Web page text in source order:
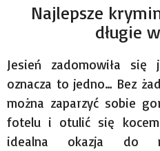
Najlepsze
długie
Jesień zadomowiła
oznacza to jedno… Bez
można zaparzyć sobie
fotelu i otulić się
idealna okazja do